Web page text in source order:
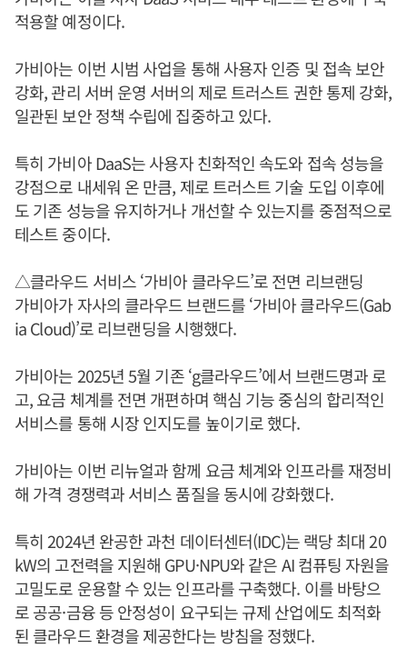
적용할 예정이다.
가비아는 이번 시범 사업을 통해 사용자 인증 및 접속 보안
강화, 관리 서버 운영 서버의 제로 트러스트 권한 통제 강화,
일관된 보안 정책 수립에 집중하고 있다.
특히 가비아 DaaS는 사용자 친화적인 속도와 접속 성능을
강점으로 내세워 온 만큼, 제로 트러스트 기술 도입 이후에
도 기존 성능을 유지하거나 개선할 수 있는지를 중점적으로
테스트 중이다.
△클라우드 서비스 ‘가비아 클라우드’로 전면 리브랜딩
가비아가 자사의 클라우드 브랜드를 ‘가비아 클라우드(Gab
ia Cloud)’로 리브랜딩을 시행했다.
가비아는 2025년 5월 기존 ‘g클라우드’에서 브랜드명과 로
고, 요금 체계를 전면 개편하며 핵심 기능 중심의 합리적인
서비스를 통해 시장 인지도를 높이기로 했다.
가비아는 이번 리뉴얼과 함께 요금 체계와 인프라를 재정비
해 가격 경쟁력과 서비스 품질을 동시에 강화했다.
특히 2024년 완공한 과천 데이터센터(IDC)는 랙당 최대 20
kW의 고전력을 지원해 GPU·NPU와 같은 AI 컴퓨팅 자원을
고밀도로 운용할 수 있는 인프라를 구축했다. 이를 바탕으
로 공공·금융 등 안정성이 요구되는 규제 산업에도 최적화
된 클라우드 환경을 제공한다는 방침을 정했다.